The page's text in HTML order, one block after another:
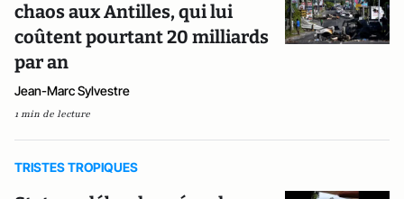
chaos aux Antilles, qui lui
coûtent pourtant 20 milliards
par an
Jean-Marc Sylvestre
1 min de lecture
TRISTES TROPIQUES